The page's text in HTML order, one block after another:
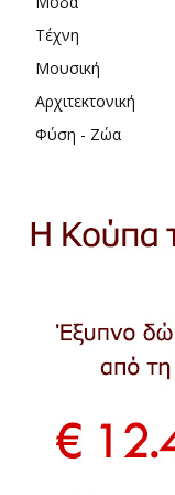
Τέχνη
Μουσική
Αρχιτεκτονική
Φύση - Ζώα